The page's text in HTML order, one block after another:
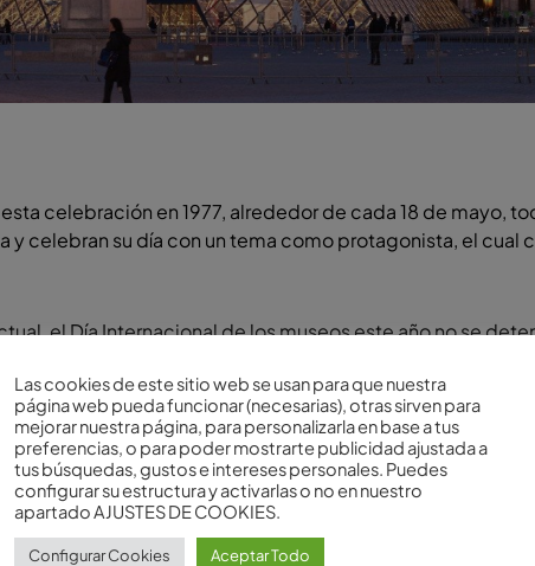
celebración en 1977, alrededor de cada 18 de mayo,
y celebran su día con un tema como protagonista, el cual
el Día Internacional de los museos este año no se
promover el papel de los museos en la sociedad, para
a todo el público a nivel mundial.
de recorridos virtuales por los museos más famosos
los que aún no habéis visitado y ¿por qué no? para que
museos a los que alguna vez fuiste.
Las cookies de este sitio web se usan para que nuestra
página web pueda funcionar (necesarias), otras sirven para
mejorar nuestra página, para personalizarla en base a tus
preferencias, o para poder mostrarte publicidad ajustada a
tus búsquedas, gustos e intereses personales. Puedes
configurar su estructura y activarlas o no en nuestro
apartado AJUSTES DE COOKIES.
Configurar Cookies Aceptar Todo